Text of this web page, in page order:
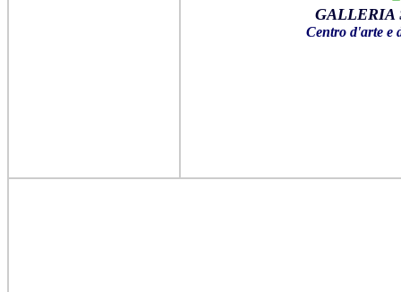
GALLERIA
Centro d'arte e